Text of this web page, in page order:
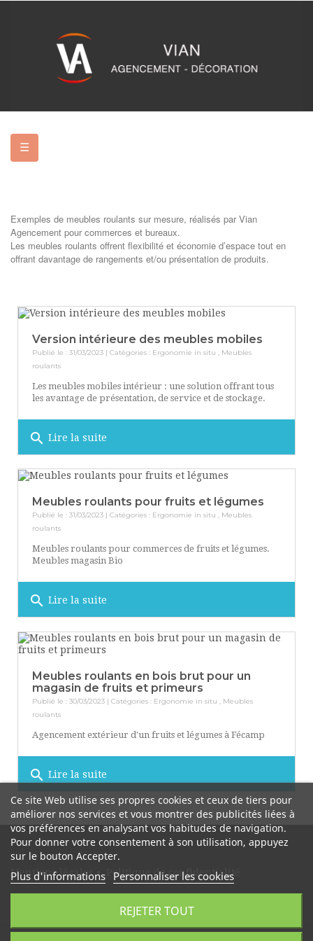
Basculer
☰
Exemples de meubles roulants sur mesure, réalisés par Vian
Agencement pour commerces et bureaux.
Les meubles roulants offrent flexibilité et économie d’espace tout en
offrant davantage de rangements et/ou présentation de produits.
Version intérieure des meubles mobiles
Publié le : 31/03/2023 | Catégories : Ergonomie in situ , Meubles
roulants
Les meubles mobiles intérieur : une solution offrant tous
les avantage de présentation, de service et de stockage.
search Lire la suite
Meubles roulants pour fruits et légumes
Publié le : 31/03/2023 | Catégories : Ergonomie in situ , Meubles
roulants
Meubles roulants pour commerces de fruits et légumes.
Meubles magasin Bio
search Lire la suite
Meubles roulants en bois brut pour un
magasin de fruits et primeurs
Publié le : 30/03/2023 | Catégories : Ergonomie in situ , Meubles
roulants
Agencement extérieur d'un fruits et légumes à Fécamp
search Lire la suite
Mentions légales• Politique de confidentialité
Ce site Web utilise ses propres cookies et ceux de tiers pour
améliorer nos services et vous montrer des publicités liées à
vos préférences en analysant vos habitudes de navigation.
Pour donner votre consentement à son utilisation, appuyez
sur le bouton Accepter.
Plus d'informations Personnaliser les cookies
REJETER TOUT